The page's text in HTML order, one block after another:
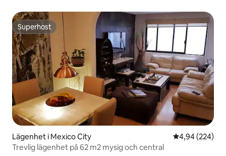
Superhost
Superhost
Lägenhet i Mexico City 4,94 av 5 i
4,94 (224)
Trevlig lägenhet på 62 m2 mysig och central